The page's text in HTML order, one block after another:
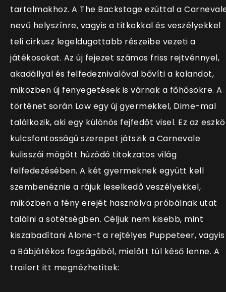
tartalmakhoz. A The Backstage ezúttal a
nevű helyszínre, vagyis a titkokkal és veszélyekkel
teli cirkusz legeldugottabb részeibe vezeti a
játékosokat. Az új fejezet számos friss rejtvénnyel,
akadállyal és felfedeznivalóval bővíti a kalandot,
miközben új fenyegetések is várnak a főhősökre. A
történet során Low egy új gyermekkel, Dime-mal
találkozik, aki egy különös fejfedőt visel. Ez az
kulcsfontosságú szerepet játszik a Carnevale
kulisszái mögött húzódó titokzatos világ
felfedezésében. A két gyermeknek együtt kell
szembenéznie a rájuk leselkedő veszélyekkel,
miközben a fény erejét használva próbálnak utat
találni a sötétségben. Céljuk nem kisebb, mint
kiszabadítani Alone-t a rejtélyes Puppeteer, vagyis
a Bábjátékos fogságából, mielőtt túl késő lenne. A
trailert itt megnézhetitek: